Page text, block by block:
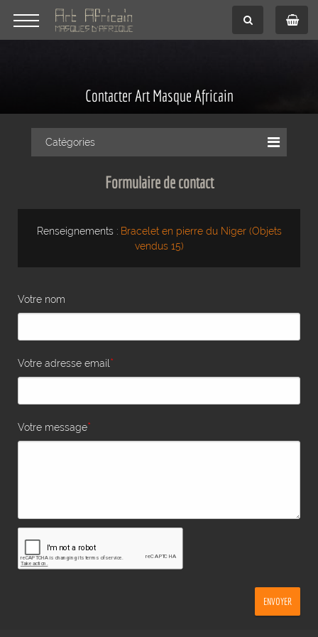
Contacter Art Masque Africain
Catégories
Formulaire de contact
Renseignements : Bracelet en pierre du Niger (Objets
vendus 15)
Votre nom
Votre adresse email*
Votre message*
ENVOYER